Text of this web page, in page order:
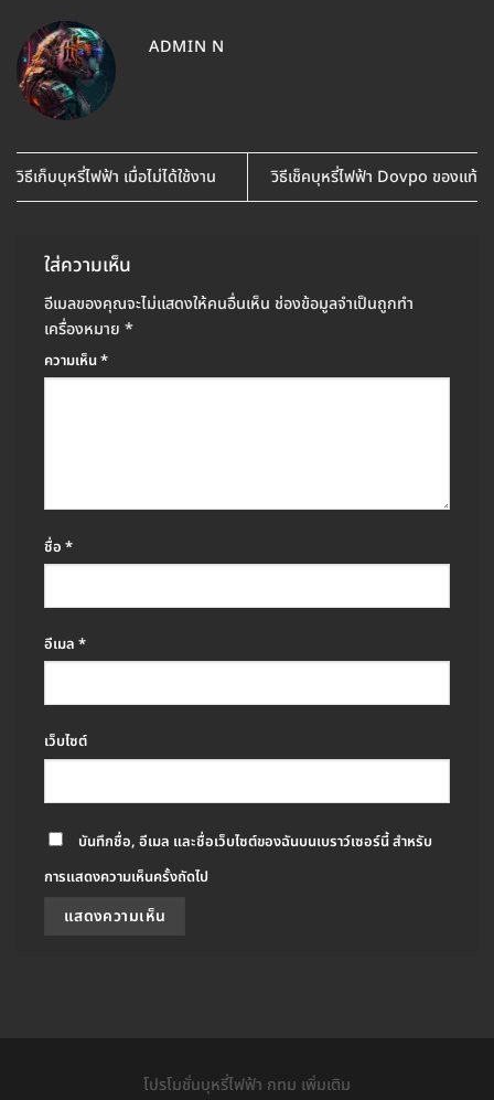
ADMIN N
วิธีเก็บบุหรี่ไฟฟ้า เมื่อไม่ได้ใช้งาน วิธีเช็คบุหรี่ไฟฟ้า Dovpo ของแท้
ใส่ความเห็น
อีเมลของคุณจะไม่แสดงให้คนอื่นเห็น ช่องข้อมูลจำเป็นถูกทำ
เครื่องหมาย *
ความเห็น*
ชื่อ *
อีเมล *
เว็บไซต์
บันทึกชื่อ, อีเมล และชื่อเว็บไซต์ของฉันบนเบราว์เซอร์นี้ สำหรับ
การแสดงความเห็นครั้งถัดไป
โปรโมชั่นบุหรี่ไฟฟ้า กทม เพิ่มเติม